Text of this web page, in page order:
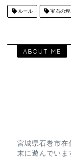
ルール 宝石の煌
ABOUT ME
宮城県石巻市在
末に遊んでいま